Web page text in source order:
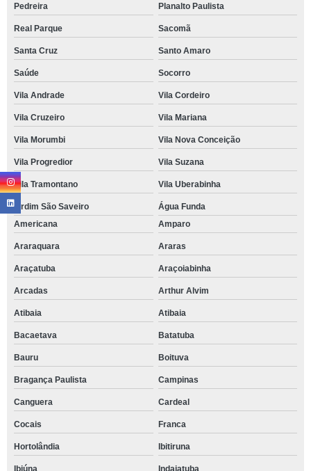
Pedreira Planalto Paulista
Real Parque Sacomã
Santa Cruz Santo Amaro
Saúde Socorro
Vila Andrade Vila Cordeiro
Vila Cruzeiro Vila Mariana
Vila Morumbi Vila Nova Conceição
Vila Progredior Vila Suzana
Vila Tramontano Vila Uberabinha
jardim São Saveiro
Água Funda
Americana
Amparo
Araraquara Araras
Araçatuba Araçoiabinha
Arcadas Arthur Alvim
Atibaia Atibaia
Bacaetava Batatuba
Bauru Boituva
Bragança Paulista Campinas
Canguera Cardeal
Cocais Franca
Hortolândia Ibitiruna
Ibiúna Indaiatuba